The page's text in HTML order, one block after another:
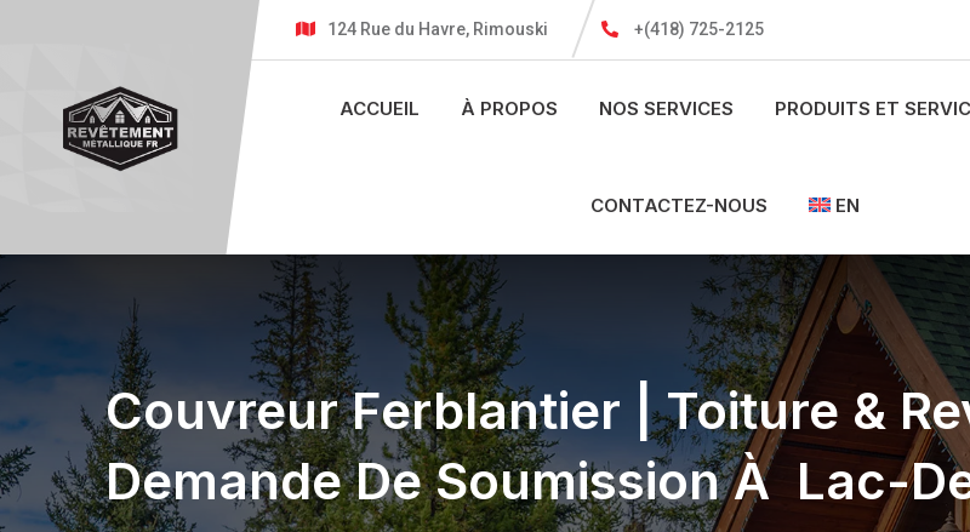
124 Rue du Havre, Rimouski +(418) 725-2125
ACCUEIL À PROPOS NOS SERVICES PRODUITS ET
CONTACTEZ-NOUS EN
Couvreur Ferblantier | Toiture &
Demande De Soumission À Lac-